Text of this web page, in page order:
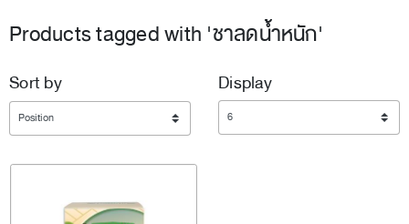
Products tagged with 'ชาลดน้ำหนัก'
Sort by
Display
Display